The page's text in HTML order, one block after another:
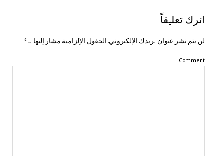
اترك تعليقاً
لن يتم نشر عنوان بريدك الإلكتروني. الحقول الإلزامية مشار إليها بـ*
Comment